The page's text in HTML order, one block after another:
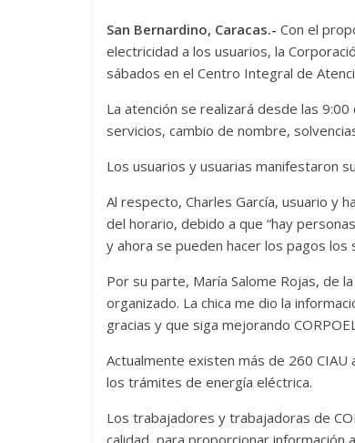
San Bernardino, Caracas.- Con el
electricidad a los usuarios, la
sábados en el Centro Integral de
La atención se realizará desde las
servicios, cambio de nombre,
Los usuarios y usuarias manifestaron
Al respecto, Charles García, usuario y
del horario, debido a que “hay
y ahora se pueden hacer los pagos los
Por su parte, María Salome Rojas, de
organizado. La chica me dio la
gracias y que siga mejorando
Actualmente existen más de 260 CIAU
los trámites de energía eléctrica.
Los trabajadores y trabajadoras de